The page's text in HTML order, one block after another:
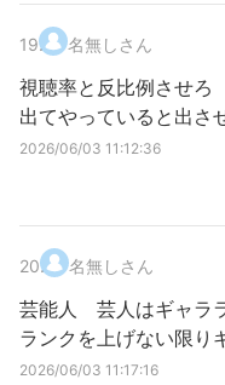
19. 名無しさん
視聴率と反比例させろ
出てやっていると出
2026/06/03 11:12:36
20. 名無しさん
芸能人 芸人はギャラ
ランクを上げない限り
2026/06/03 11:17:16